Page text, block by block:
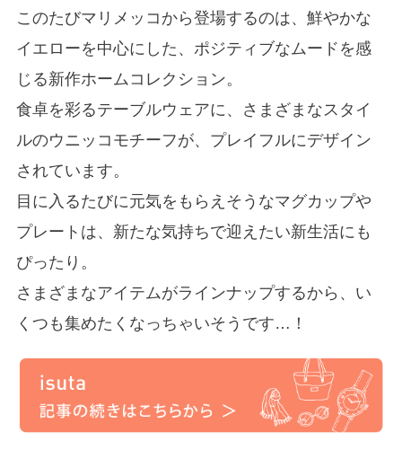
このたびマリメッコから登場するのは、鮮やかな
イエローを中心にした、ポジティブなムードを感
じる新作ホームコレクション。
食卓を彩るテーブルウェアに、さまざまなスタイ
ルのウニッコモチーフが、プレイフルにデザイン
されています。
目に入るたびに元気をもらえそうなマグカップや
プレートは、新たな気持ちで迎えたい新生活にも
ぴったり。
さまざまなアイテムがラインナップするから、い
くつも集めたくなっちゃいそうです…！